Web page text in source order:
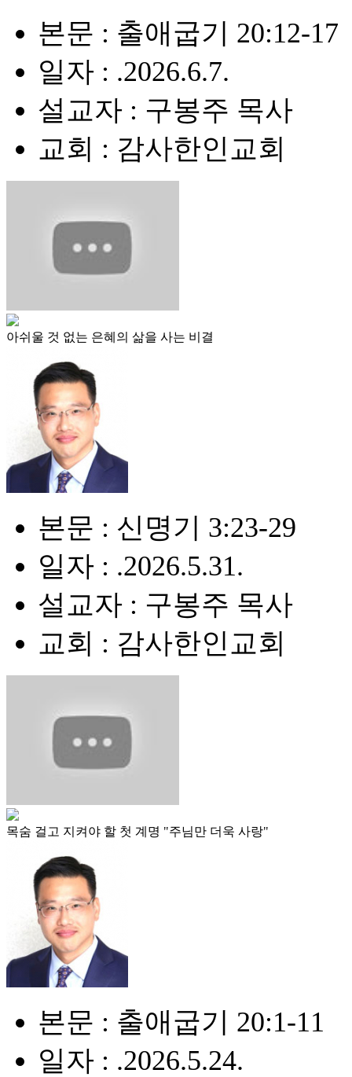
본문 : 출애굽기 20:12-17
일자 : .2026.6.7.
설교자 : 구봉주 목사
교회 : 감사한인교회
아쉬울 것 없는 은혜의 삶을 사는 비결
본문 : 신명기 3:23-29
일자 : .2026.5.31.
설교자 : 구봉주 목사
교회 : 감사한인교회
목숨 걸고 지켜야 할 첫 계명 "주님만 더욱 사랑"
본문 : 출애굽기 20:1-11
일자 : .2026.5.24.